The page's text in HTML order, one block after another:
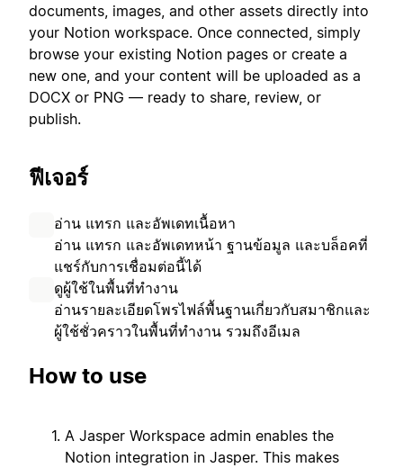
documents, images, and other assets directly into
your Notion workspace. Once connected, simply
browse your existing Notion pages or create a
new one, and your content will be uploaded as a
DOCX or PNG — ready to share, review, or
publish.
ฟีเจอร์
อ่าน แทรก และอัพเดทเนื้อหา
อ่าน แทรก และอัพเดทหน้า ฐานข้อมูล และบล็อคที่
แชร์กับการเชื่อมต่อนี้ได้
ดูผู้ใช้ในพื้นที่ทำงาน
อ่านรายละเอียดโพรไฟล์พื้นฐานเกี่ยวกับสมาชิกและ
ผู้ใช้ชั่วคราวในพื้นที่ทำงาน รวมถึงอีเมล
How to use
A Jasper Workspace admin enables the
Notion integration in Jasper. This makes